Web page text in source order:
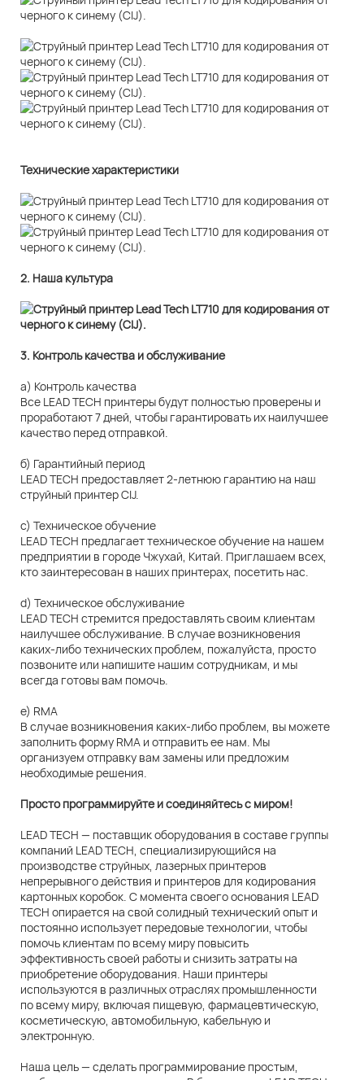
Технические характеристики
2. Наша культура
3. Контроль качества и обслуживание
а) Контроль качества
Все LEAD TECH принтеры будут полностью проверены и
проработают 7 дней, чтобы гарантировать их наилучшее
качество перед отправкой.
б) Гарантийный период
LEAD TECH предоставляет 2-летнюю гарантию на наш
струйный принтер CIJ.
c) Техническое обучение
LEAD TECH предлагает техническое обучение на нашем
предприятии в городе Чжухай, Китай. Приглашаем всех,
кто заинтересован в наших принтерах, посетить нас.
d) Техническое обслуживание
LEAD TECH стремится предоставлять своим клиентам
наилучшее обслуживание. В случае возникновения
каких-либо технических проблем, пожалуйста, просто
позвоните или напишите нашим сотрудникам, и мы
всегда готовы вам помочь.
e) RMA
В случае возникновения каких-либо проблем, вы можете
заполнить форму RMA и отправить ее нам. Мы
организуем отправку вам замены или предложим
необходимые решения.
Просто программируйте и соединяйтесь с миром!
LEAD TECH — поставщик оборудования в составе группы
компаний LEAD TECH, специализирующийся на
производстве струйных, лазерных принтеров
непрерывного действия и принтеров для кодирования
картонных коробок. С момента своего основания LEAD
TECH опирается на свой солидный технический опыт и
постоянно использует передовые технологии, чтобы
помочь клиентам по всему миру повысить
эффективность своей работы и снизить затраты на
приобретение оборудования. Наши принтеры
используются в различных отраслях промышленности
по всему миру, включая пищевую, фармацевтическую,
косметическую, автомобильную, кабельную и
электронную.
Наша цель — сделать программирование простым,